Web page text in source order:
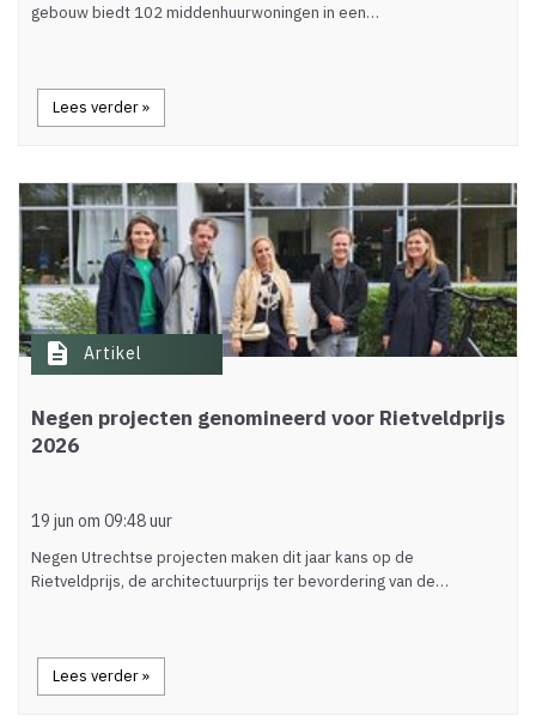
gebouw biedt 102 middenhuurwoningen in een…
Lees verder »
description Artikel
Negen projecten genomineerd voor Rietveldprijs
2026
19 jun om 09:48 uur
Negen Utrechtse projecten maken dit jaar kans op de
Rietveldprijs, de architectuurprijs ter bevordering van de…
Lees verder »